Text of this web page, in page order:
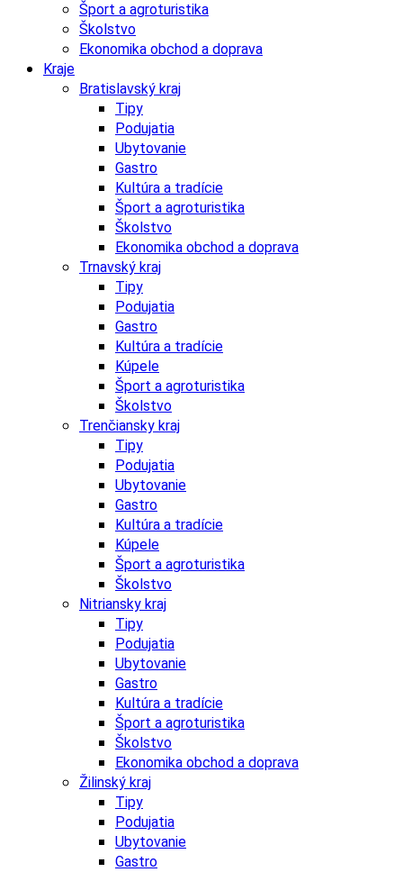
Šport a agroturistika
Školstvo
Ekonomika obchod a doprava
Kraje
Bratislavský kraj
Tipy
Podujatia
Ubytovanie
Gastro
Kultúra a tradície
Šport a agroturistika
Školstvo
Ekonomika obchod a doprava
Trnavský kraj
Tipy
Podujatia
Gastro
Kultúra a tradície
Kúpele
Šport a agroturistika
Školstvo
Trenčiansky kraj
Tipy
Podujatia
Ubytovanie
Gastro
Kultúra a tradície
Kúpele
Šport a agroturistika
Školstvo
Nitriansky kraj
Tipy
Podujatia
Ubytovanie
Gastro
Kultúra a tradície
Šport a agroturistika
Školstvo
Ekonomika obchod a doprava
Žilinský kraj
Tipy
Podujatia
Ubytovanie
Gastro